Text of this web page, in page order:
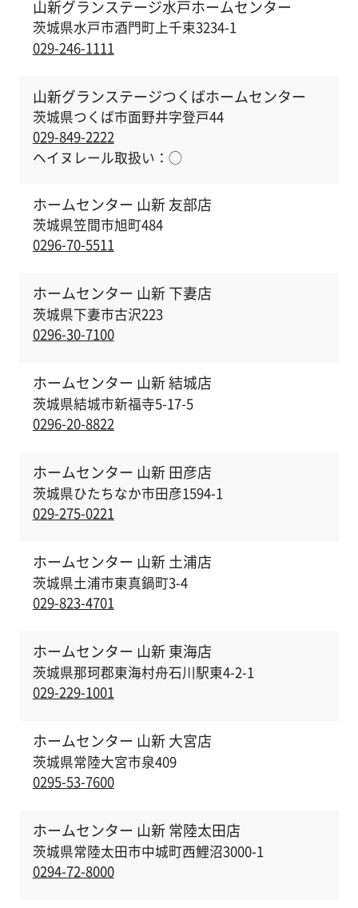
山新グランステージ水戸ホームセンター
茨城県水戸市酒門町上千束3234-1
029-246-1111
山新グランステージつくばホームセンター
茨城県つくば市面野井字登戸44
029-849-2222
ヘイヌレール取扱い： ◯
ホームセンター 山新 友部店
茨城県笠間市旭町484
0296-70-5511
ホームセンター 山新 下妻店
茨城県下妻市古沢223
0296-30-7100
ホームセンター 山新 結城店
茨城県結城市新福寺5-17-5
0296-20-8822
ホームセンター 山新 田彦店
茨城県ひたちなか市田彦1594-1
029-275-0221
ホームセンター 山新 土浦店
茨城県土浦市東真鍋町3-4
029-823-4701
ホームセンター 山新 東海店
茨城県那珂郡東海村舟石川駅東4-2-1
029-229-1001
ホームセンター 山新 大宮店
茨城県常陸大宮市泉409
0295-53-7600
ホームセンター 山新 常陸太田店
茨城県常陸太田市中城町西鯉沼3000-1
0294-72-8000